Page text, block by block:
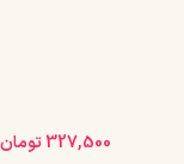
327,500تومان